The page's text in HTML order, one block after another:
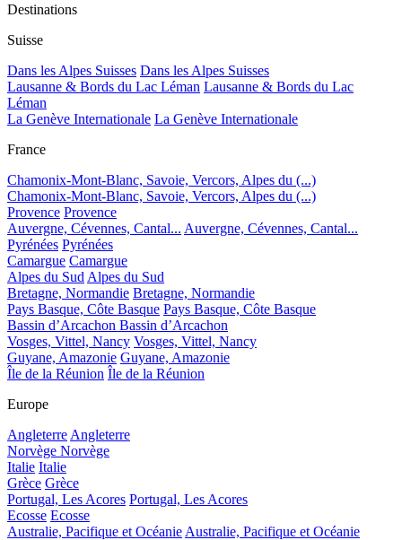
Destinations
Suisse
Dans les Alpes Suisses Dans les Alpes Suisses
Lausanne & Bords du Lac Léman Lausanne & Bords du Lac
Léman
La Genève Internationale La Genève Internationale
France
Chamonix-Mont-Blanc, Savoie, Vercors, Alpes du (...)
Chamonix-Mont-Blanc, Savoie, Vercors, Alpes du (...)
Provence Provence
Auvergne, Cévennes, Cantal... Auvergne, Cévennes, Cantal...
Pyrénées Pyrénées
Camargue Camargue
Alpes du Sud Alpes du Sud
Bretagne, Normandie Bretagne, Normandie
Pays Basque, Côte Basque Pays Basque, Côte Basque
Bassin d’Arcachon Bassin d’Arcachon
Vosges, Vittel, Nancy Vosges, Vittel, Nancy
Guyane, Amazonie Guyane, Amazonie
Île de la Réunion Île de la Réunion
Europe
Angleterre Angleterre
Norvège Norvège
Italie Italie
Grèce Grèce
Portugal, Les Acores Portugal, Les Acores
Ecosse Ecosse
Australie, Pacifique et Océanie Australie, Pacifique et Océanie